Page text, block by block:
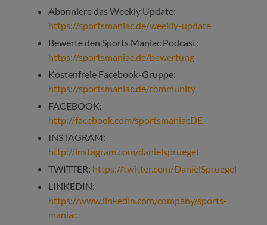
Abonniere das Weekly Update:
https://sportsmaniac.de/weekly-update
Bewerte den Sports Maniac Podcast:
https://sportsmaniac.de/bewertung
Kostenfreie Facebook-Gruppe:
https://sportsmaniac.de/community
FACEBOOK:
http://facebook.com/sportsmaniacDE
INSTAGRAM:
http://instagram.com/danielspruegel
TWITTER: https://twitter.com/DanielSpruegel
LINKEDIN:
https://www.linkedin.com/company/sports-
maniac